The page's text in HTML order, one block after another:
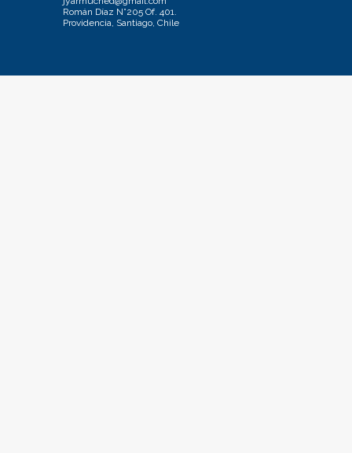
Román Díaz N°205 Of. 401.
Providencia, Santiago, Chile